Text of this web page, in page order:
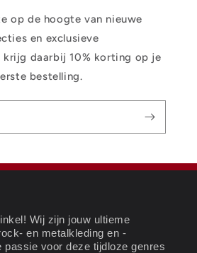
op de hoogte van nieuwe
en exclusieve
krijg daarbij 10% korting op je
bestelling.
Wij zijn jouw ultieme
en metalkleding en -
voor deze tijdloze genres